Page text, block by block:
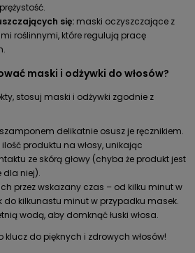
się: maski oczyszczające z
roślinnymi, które regulują pracę
maski i odżywki do włosów?
stosuj maski i odżywki zgodnie z
delikatnie osusz je ręcznikiem.
produktu na włosy, unikając
ze skórą głowy (chyba że produkt jest
dla niej).
przez wskazany czas – od kilku minut w
do kilkunastu minut w przypadku masek.
wodą, aby domknąć łuski włosa.
klucz do pięknych i zdrowych włosów!